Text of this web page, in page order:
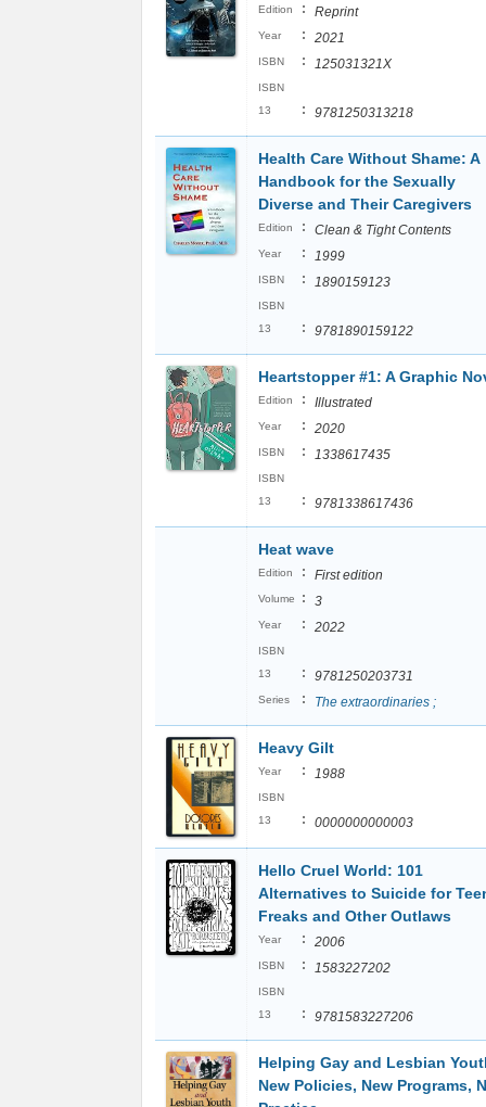
Edition : Reprint
Year : 2021
ISBN : 125031321X
ISBN
13
: 9781250313218
Health Care Without Shame: A
Handbook for the Sexually
Diverse and Their Caregivers
Edition : Clean & Tight Contents
Year : 1999
ISBN : 1890159123
ISBN
13
: 9781890159122
Heartstopper #1: A Graphic
Edition : Illustrated
Year : 2020
ISBN : 1338617435
ISBN
13
: 9781338617436
Heat wave
Edition : First edition
Volume : 3
Year : 2022
ISBN
13
: 9781250203731
Series : The extraordinaries ;
Heavy Gilt
Year : 1988
ISBN
13
: 0000000000003
Hello Cruel World: 101
Alternatives to Suicide for
Freaks and Other Outlaws
Year : 2006
ISBN : 1583227202
ISBN
13
: 9781583227206
Helping Gay and Lesbian
New Policies, New Programs,